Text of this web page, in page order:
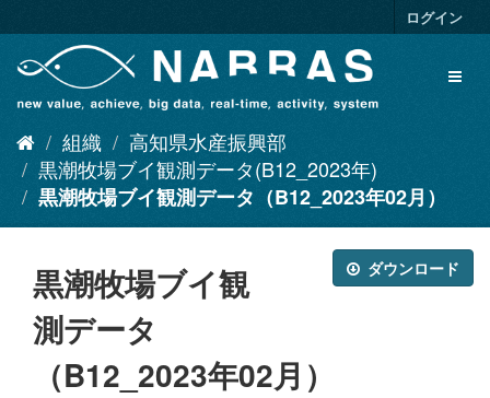
キ
ログイン
組織
高知県水産振興部
黒潮牧場ブイ観測データ(B12_2023年)
黒潮牧場ブイ観測データ（B12_2023年02月）
ダウンロード
黒潮牧場ブイ観
測データ
（B12_2023年02月）